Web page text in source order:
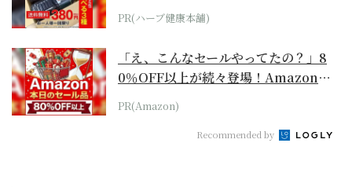
PR(ハーブ健康本舗)
「え、こんなセールやってたの？」8
0％OFF以上が続々登場！Amazonの
本気が...
PR(Amazon)
Recommended by